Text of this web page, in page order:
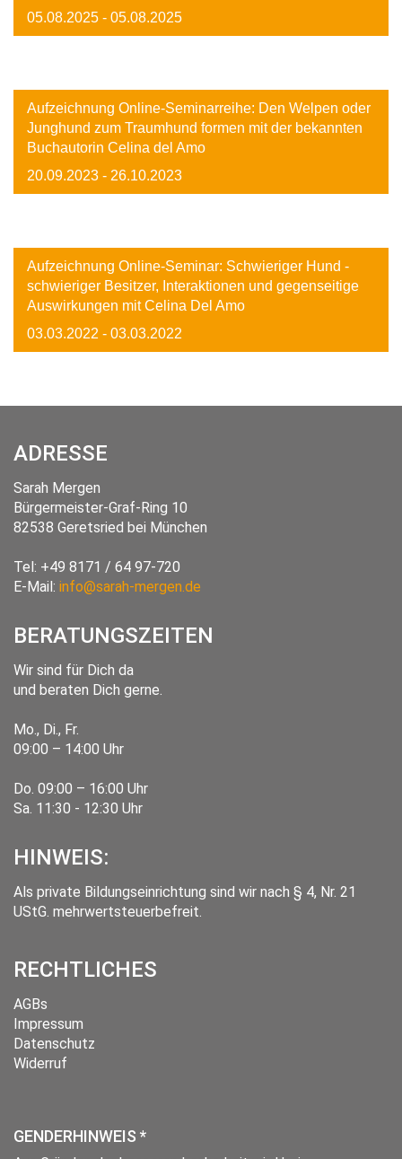
05.08.2025 - 05.08.2025
Aufzeichnung Online-Seminarreihe: Den Welpen oder
Junghund zum Traumhund formen mit der bekannten
Buchautorin Celina del Amo
20.09.2023 - 26.10.2023
Aufzeichnung Online-Seminar: Schwieriger Hund -
schwieriger Besitzer, Interaktionen und gegenseitige
Auswirkungen mit Celina Del Amo
03.03.2022 - 03.03.2022
ADRESSE
Sarah Mergen
Bürgermeister-Graf-Ring 10
82538 Geretsried bei München
Tel: +49 8171 / 64 97-720
E-Mail: info@sarah-mergen.de
BERATUNGSZEITEN
Wir sind für Dich da
und beraten Dich gerne.
Mo., Di., Fr.
09:00 – 14:00 Uhr
Do. 09:00 – 16:00 Uhr
Sa. 11:30 - 12:30 Uhr
HINWEIS:
Als private Bildungseinrichtung sind wir nach § 4, Nr. 21
UStG. mehrwertsteuerbefreit.
RECHTLICHES
AGBs
Impressum
Datenschutz
Widerruf
GENDERHINWEIS *